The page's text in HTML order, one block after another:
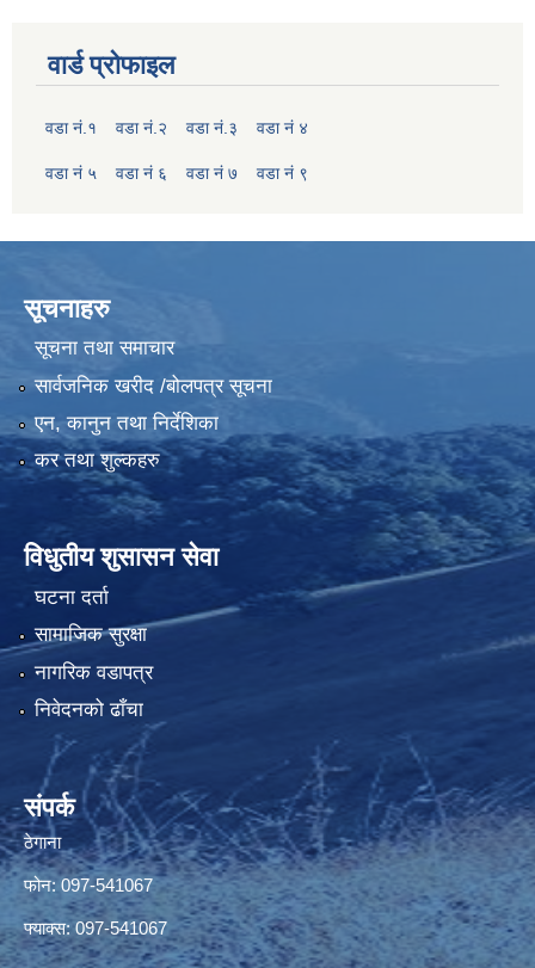
वार्ड प्रोफाइल
वडा नं.१ वडा नं.२ वडा नं.३ वडा नं ४
वडा नं ५ वडा नं ६ वडा नं ७ वडा नं ९
सूचनाहरु
सूचना तथा समाचार
सार्वजनिक खरीद /बोलपत्र सूचना
एन, कानुन तथा निर्देशिका
कर तथा शुल्कहरु
विधुतीय शुसासन सेवा
घटना दर्ता
सामाजिक सुरक्षा
नागरिक वडापत्र
निवेदनको ढाँचा
संपर्क
ठेगाना
फोन: 097-541067
फ्याक्स: 097-541067